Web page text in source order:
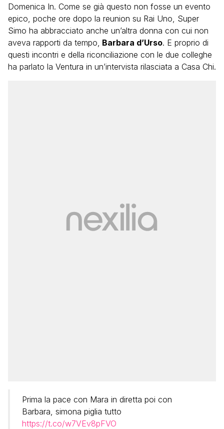
Domenica In. Come se già questo non fosse un evento
epico, poche ore dopo la reunion su Rai Uno, Super
Simo ha abbracciato anche un’altra donna con cui non
aveva rapporti da tempo, Barbara d’Urso. E proprio di
questi incontri e della riconciliazione con le due colleghe
ha parlato la Ventura in un’intervista rilasciata a Casa Chi.
Prima la pace con Mara in diretta poi con
Barbara, simona piglia tutto
https://t.co/w7VEv8pFVO